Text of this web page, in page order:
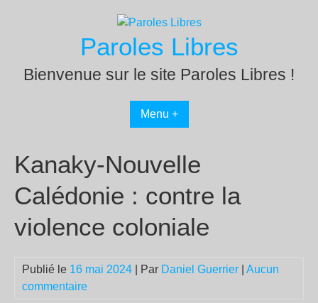
Paroles Libres
Bienvenue sur le site Paroles Libres !
Menu +
Kanaky-Nouvelle
Calédonie : contre la
violence coloniale
Publié le 16 mai 2024 | Par Daniel Guerrier
Aucun
commentaire